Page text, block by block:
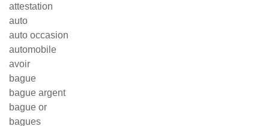
attestation
auto
auto occasion
automobile
avoir
bague
bague argent
bague or
bagues